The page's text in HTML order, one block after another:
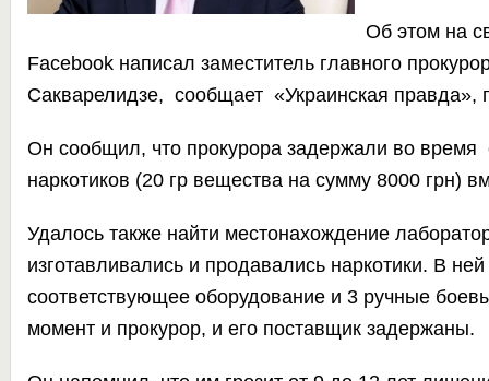
Об этом на
Facebook написал заместитель главного
Сакварелидзе, сообщает «Украинская правда»,
Он сообщил, что прокурора задержали во время
наркотиков (20 гр вещества на сумму 8000 грн)
Удалось также найти местонахождение
изготавливались и продавались наркотики. В
соответствующее оборудование и 3 ручные
момент и прокурор, и его поставщик задержаны.